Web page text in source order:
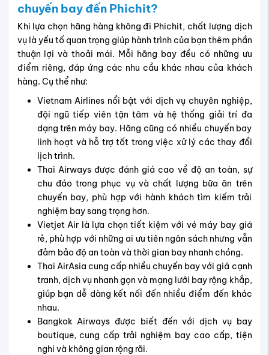
chuyến bay đến Phichit?
Khi lựa chọn hãng hàng không đi Phichit, chất lượng dịch
vụ là yếu tố quan trọng giúp hành trình của bạn thêm phần
thuận lợi và thoải mái. Mỗi hãng bay đều có những ưu
điểm riêng, đáp ứng các nhu cầu khác nhau của khách
hàng. Cụ thể như:
Vietnam Airlines nổi bật với dịch vụ chuyên nghiệp,
đội ngũ tiếp viên tận tâm và hệ thống giải trí đa
dạng trên máy bay. Hãng cũng có nhiều chuyến bay
linh hoạt và hỗ trợ tốt trong việc xử lý các thay đổi
lịch trình.
Thai Airways được đánh giá cao về độ an toàn, sự
chu đáo trong phục vụ và chất lượng bữa ăn trên
chuyến bay, phù hợp với hành khách tìm kiếm trải
nghiệm bay sang trọng hơn.
Vietjet Air là lựa chọn tiết kiệm với vé máy bay giá
rẻ, phù hợp với những ai ưu tiên ngân sách nhưng vẫn
đảm bảo độ an toàn và thời gian bay nhanh chóng.
Thai AirAsia cung cấp nhiều chuyến bay với giá cạnh
tranh, dịch vụ nhanh gọn và mạng lưới bay rộng khắp,
giúp bạn dễ dàng kết nối đến nhiều điểm đến khác
nhau.
Bangkok Airways được biết đến với dịch vụ bay
boutique, cung cấp trải nghiệm bay cao cấp, tiện
nghi và không gian rộng rãi.